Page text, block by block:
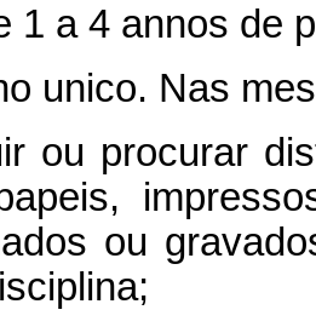
1 a 4 annos de
unico. Nas
ou procurar
ou